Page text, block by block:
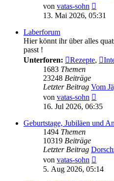
von vatas-sohn
Beitrag
13. Mai 2026, 05:31
Laberforum
Hier könnt ihr über alles
passt !
Unterforen:
Rezepte,
1683 Themen
23248 Beiträge
Letzter Beitrag Vom
von vatas-sohn
Beitrag
16. Jul 2026, 06:35
Geburtstage, Jubiläen und
1494 Themen
10319 Beiträge
Letzter Beitrag
von vatas-sohn
Beitrag
5. Aug 2026, 05:14